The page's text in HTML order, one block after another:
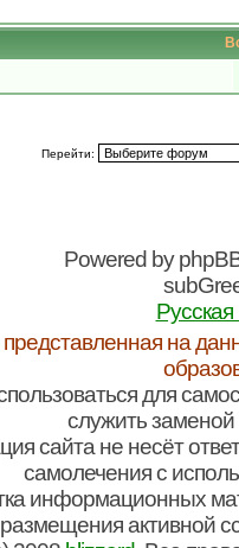
Перейти:
Powered by
на
для
служить заменой
сайта не несёт
самолечения с
информационных
размещения активной